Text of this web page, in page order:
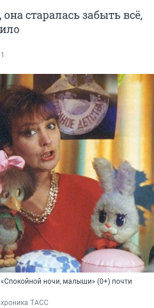
старалась забыть всё,
ночи, малыши» (0+) почти
ТАСС